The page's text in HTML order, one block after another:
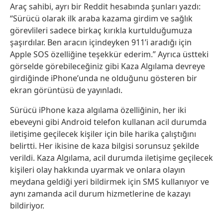
Araç sahibi, ayrı bir Reddit hesabında şunları yazdı:
“Sürücü olarak ilk araba kazama girdim ve sağlık
görevlileri sadece birkaç kırıkla kurtulduğumuza
şaşırdılar. Ben aracın içindeyken 911’i aradığı için
Apple SOS özelliğine teşekkür ederim.” Ayrıca üstteki
görselde görebileceğiniz gibi Kaza Algılama devreye
girdiğinde iPhone’unda ne olduğunu gösteren bir
ekran görüntüsü de yayınladı.
Sürücü iPhone kaza algılama özelliğinin, her iki
ebeveyni gibi Android telefon kullanan acil durumda
iletişime geçilecek kişiler için bile harika çalıştığını
belirtti. Her ikisine de kaza bilgisi sorunsuz şekilde
verildi. Kaza Algılama, acil durumda iletişime geçilecek
kişileri olay hakkında uyarmak ve onlara olayın
meydana geldiği yeri bildirmek için SMS kullanıyor ve
aynı zamanda acil durum hizmetlerine de kazayı
bildiriyor.